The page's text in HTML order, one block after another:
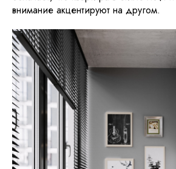
внимание акцентируют на другом.